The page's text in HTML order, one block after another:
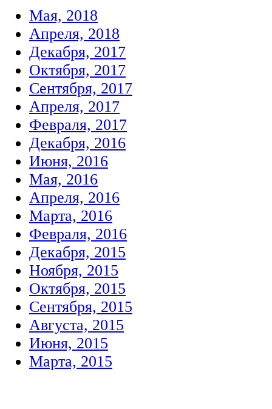
Мая, 2018
Апреля, 2018
Декабря, 2017
Октября, 2017
Сентября, 2017
Апреля, 2017
Февраля, 2017
Декабря, 2016
Июня, 2016
Мая, 2016
Апреля, 2016
Марта, 2016
Февраля, 2016
Декабря, 2015
Ноября, 2015
Октября, 2015
Сентября, 2015
Августа, 2015
Июня, 2015
Марта, 2015